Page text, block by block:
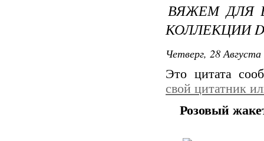
ВЯЖЕМ ДЛЯ
КОЛЛЕКЦИИ
Четверг, 28
Это цитата
свой цитатник
Розовый